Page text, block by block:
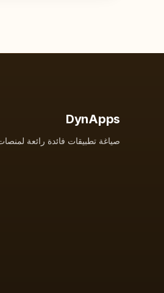
DynApps
صياغة تطبيقات فائدة رائعة